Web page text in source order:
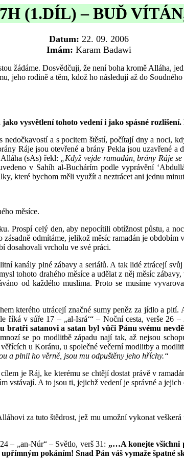
(1.DÍL) – BUĎ
Datum: 22. 09. 2006
Imám: Karam Badawi
žádáme. Dosvědčuji, že není boha kromě Alláha,
jeho rodině a těm, kdož ho následují až do
vysvětlení tohoto vedení i jako spásné
a s pocitem štěstí, počítají dny a noci,
Ráje jsou otevřené a brány Pekla jsou uzavřené a
(sAs) řekl: „Když vejde ramadán, brány Ráje
v Sahíh al-Buchárím podle vyprávění
které bychom měli využít a neztrácet ani jednu
měsíce.
Prospí celý den, aby nepocítili obtížnost půstu, a
odmítáme, jelikož měsíc ramadán je
dosahovali vrcholu ve své práci.
kanály plné zábavy a seriálů. A tak lidé ztrácejí
tohoto drahého měsíce a udělat z něj měsíc
od každého muslima. Proto se musíme
kterého utrácejí značné sumy peněz za jídlo a
říká v súře 17 – „al-Isrá‘“ – Noční cesta, verše 26 –
satanovi a satan byl vůči Pánu svému
se po modlitbě západu nají tak, až nejsou
u Koránu, u společné večerní modlitby a
a plnil ho věrně, jsou mu odpuštěny jeho hříchy.“
je Ráj, ke kterému se chtějí dostat právě v
vstávají. A to jsou ti, jejichž vedení je správné a
za tuto štědrost, jež mu umožní vykonat
– „an-Núr“ – Světlo, verš 31: „…A konejte všichni
pokáním! Snad Pán váš vymaže špatné